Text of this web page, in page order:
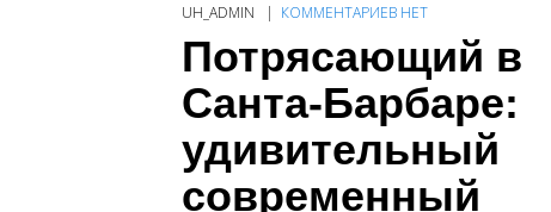
UH_ADMIN КОММЕНТАРИЕВ НЕТ
Потрясающий в
Санта-Барбаре:
удивительный
современный